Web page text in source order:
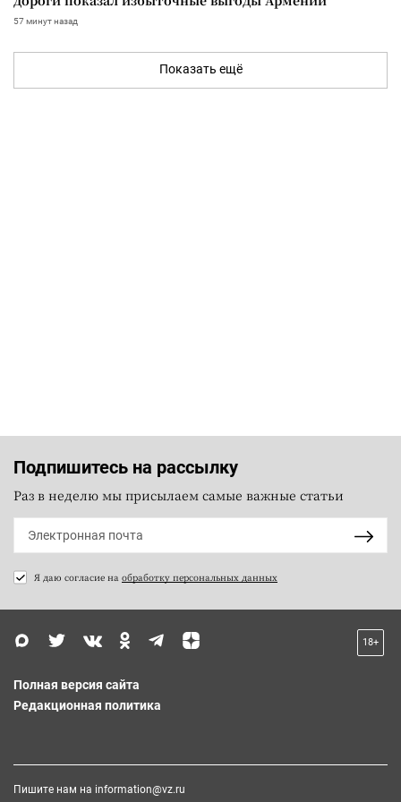
57 минут назад
Показать ещё
Подпишитесь на рассылку
Раз в неделю мы присылаем самые важные статьи
Я даю согласие на обработку персональных данных
18+
Полная версия сайта
Редакционная политика
Пишите нам на information@vz.ru